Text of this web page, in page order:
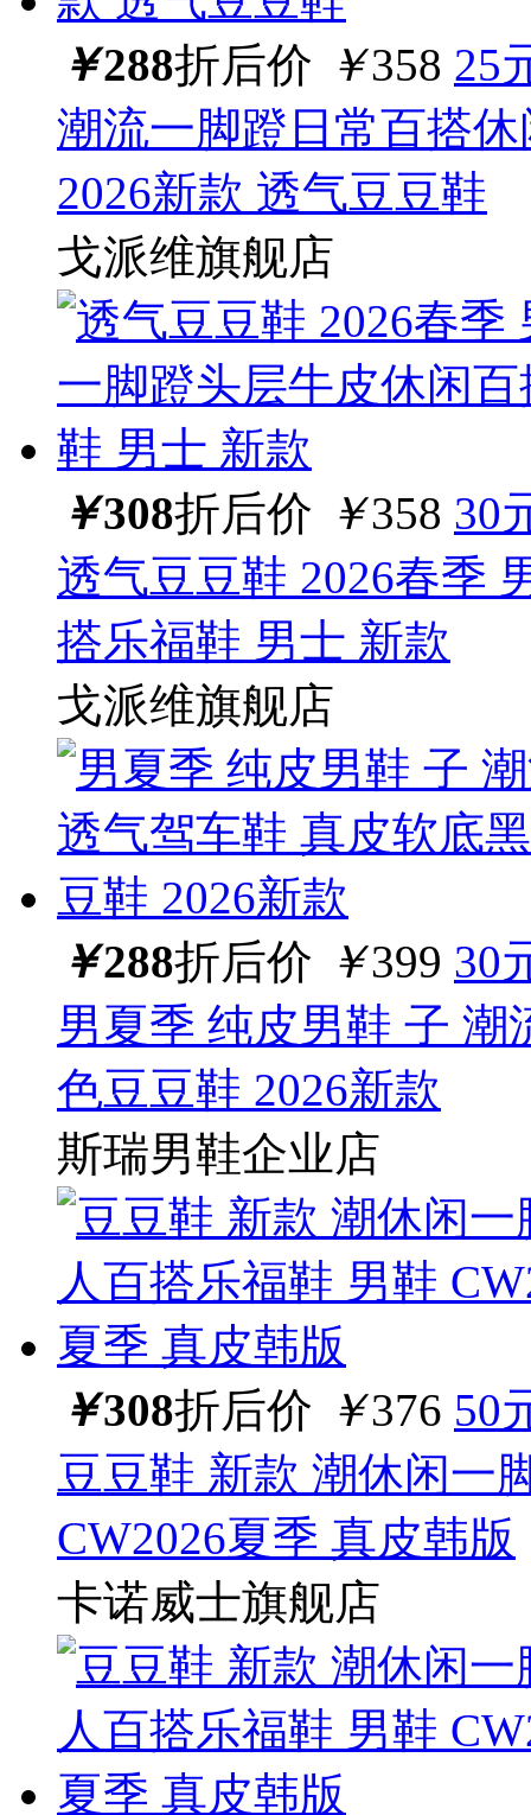
￥288折后价 ￥358 25
潮流一脚蹬日常百搭
2026新款 透气豆豆鞋
戈派维旗舰店
￥308折后价 ￥358 30
透气豆豆鞋 2026春季
搭乐福鞋 男士 新款
戈派维旗舰店
￥288折后价 ￥399 30
男夏季 纯皮男鞋 子
色豆豆鞋 2026新款
斯瑞男鞋企业店
￥308折后价 ￥376 50
豆豆鞋 新款 潮休闲一
CW2026夏季 真皮韩版
卡诺威士旗舰店